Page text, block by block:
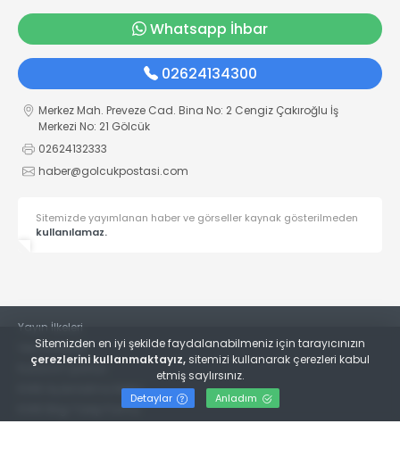
Whatsapp İhbar
02624134300
Merkez Mah. Preveze Cad. Bina No: 2 Cengiz Çakıroğlu İş
Merkezi No: 21 Gölcük
02624132333
haber@golcukpostasi.com
Sitemizde yayımlanan haber ve görseller kaynak gösterilmeden
kullanılamaz.
Yayın İlkeleri
Veri Politikası
Kullanım Şartları
KVKK Aydınlatma Metni
KVKK Bilgi Talep Formu
Sitemizden en iyi şekilde faydalanabilmeniz için tarayıcınızın
çerezlerini kullanmaktayız, sitemizi kullanarak çerezleri kabul
etmiş saylırsınız.
Detaylar Anladım